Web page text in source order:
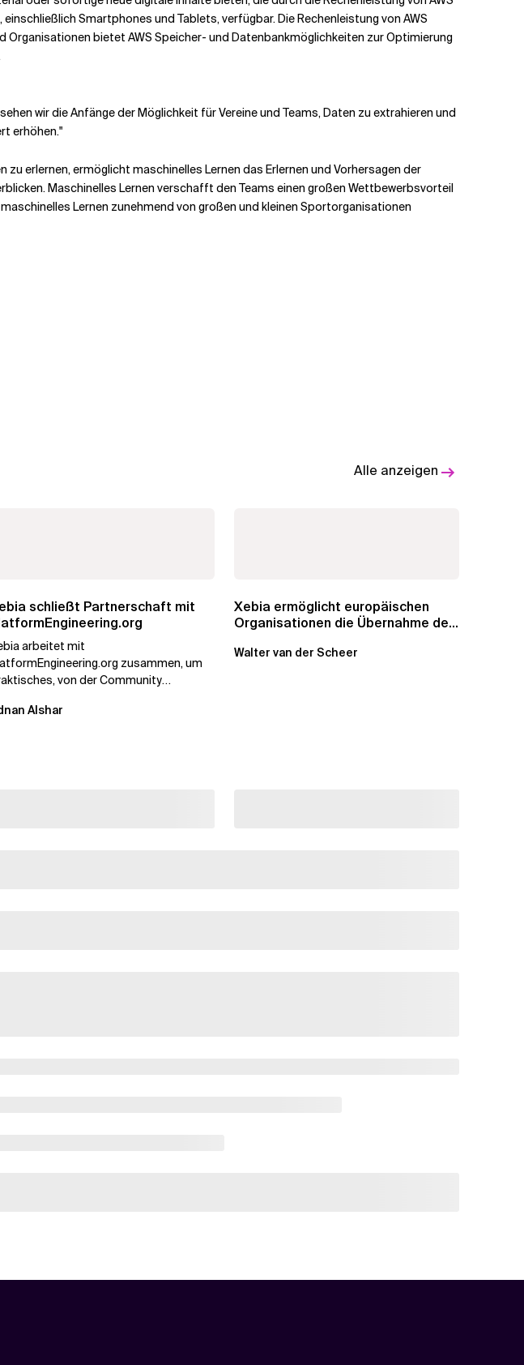
Smartphones und Tablets, verfügbar. Die Rechenleistung von AWS
bietet AWS Speicher- und Datenbankmöglichkeiten zur Optimierung
wir die Anfänge der Möglichkeit für Vereine und Teams, Daten zu extrahieren und
erhöhen."
erlernen, ermöglicht maschinelles Lernen das Erlernen und Vorhersagen der
Maschinelles Lernen verschafft den Teams einen großen Wettbewerbsvorteil
Lernen zunehmend von großen und kleinen Sportorganisationen
Alle anzeigen
schließt Partnerschaft mit
arbeitet mit
zusammen, um
von der Community
wobei der...
Alshar
Xebia ermöglicht europäischen
Organisationen die Übernahme der
Walter van der Scheer